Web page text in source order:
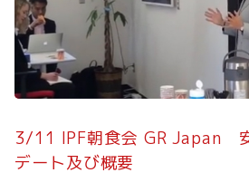
3/11 IPF朝食会 GR Japan
デート及び概要